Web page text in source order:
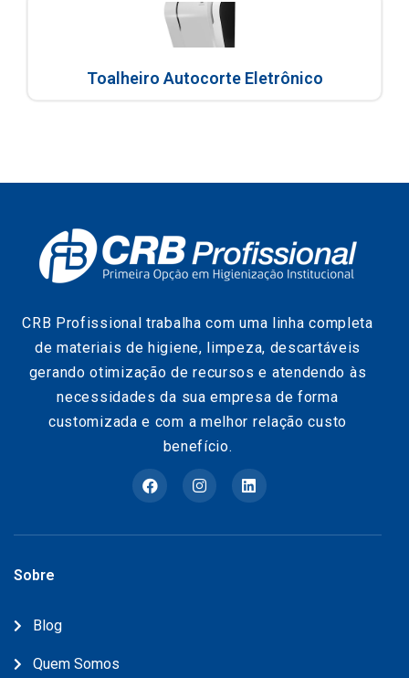
Toalheiro Autocorte Eletrônico
CRB Profissional trabalha com uma linha completa
de materiais de higiene, limpeza, descartáveis
gerando otimização de recursos e atendendo às
necessidades da sua empresa de forma
customizada e com a melhor relação custo
benefício.
Sobre
Blog
Quem Somos